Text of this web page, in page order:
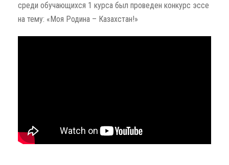
среди обучающихся 1 курса был проведен конкурс эссе
на тему: «Моя Родина – Казахстан!»